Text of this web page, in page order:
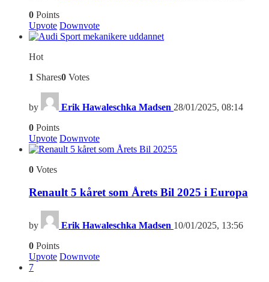
0 Points
Upvote Downvote
Hot
1 Shares0 Votes
by Erik Hawaleschka Madsen 28/01/2025, 08:14
0 Points
Upvote Downvote
5
0 Votes
Renault 5 kåret som Årets Bil 2025 i Europa
by Erik Hawaleschka Madsen 10/01/2025, 13:56
0 Points
Upvote Downvote
7